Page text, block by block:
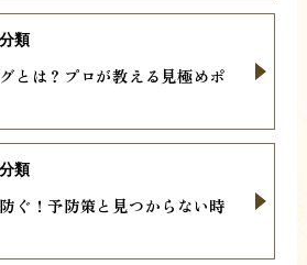
とは？プロが教える見極めポ
類
ぐ！予防策と見つからない時
類